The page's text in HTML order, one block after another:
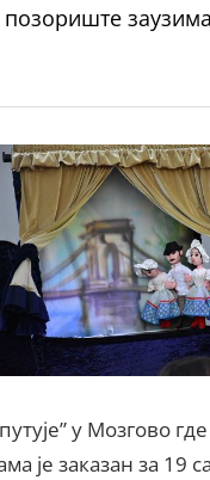
у Мозгово
је заказан за 19